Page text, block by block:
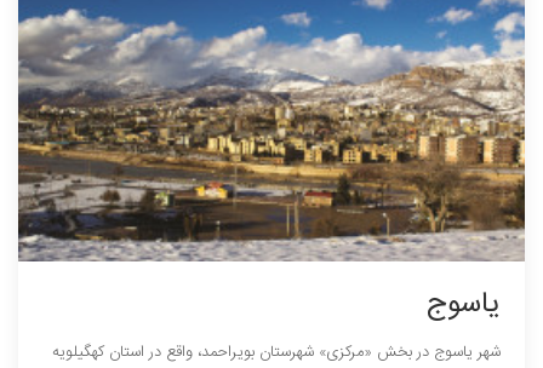
یاسوج
شهر ياسوج در بخش «مرکزی» شهرستان بویراحمد، واقع در استان کهگیلویه